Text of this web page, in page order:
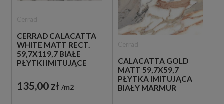
CERRAD CALACATTA
WHITE MATT RECT.
59,7X119,7 BIAŁE
PŁYTKI IMITUJĄCE
135,00 zł m2
CALACATTA GOLD
MATT 59,7X59,7
PŁYTKA IMITUJĄCA
BIAŁY MARMUR